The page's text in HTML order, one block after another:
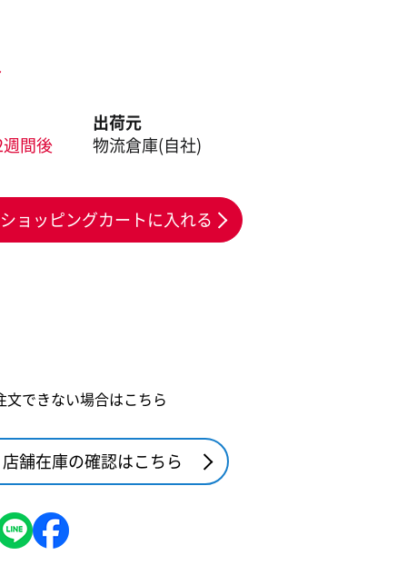
間後
出荷元
物流倉庫(自社)
ショッピングカートに入れる
文できない場合はこちら
店舗在庫の確認はこちら